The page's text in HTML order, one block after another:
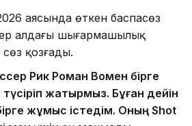
аясында өткен баспасөз
алдағы шығармашылық
қозғады.
Рик Роман Вомен бірге
жатырмыз. Бұған дейін
жұмыс істедім. Оның Shot